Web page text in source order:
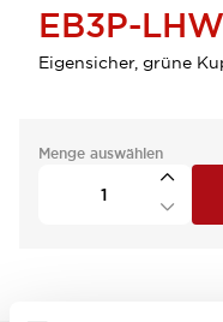
EB3P-
Eigensicher, grüne
Menge auswählen